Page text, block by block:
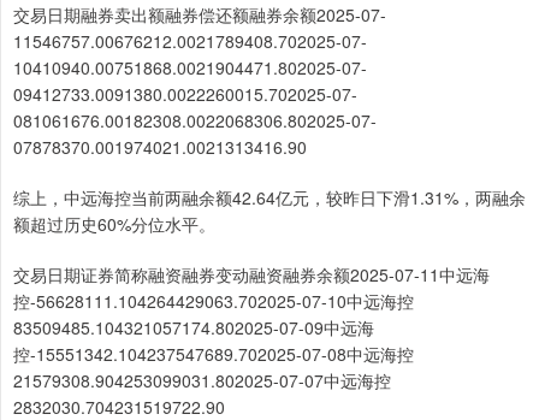
交易日期融券卖出额融券偿还额融券余额2025-07-
11546757.00676212.0021789408.702025-07-
10410940.00751868.0021904471.802025-07-
09412733.0091380.0022260015.702025-07-
081061676.00182308.0022068306.802025-07-
07878370.001974021.0021313416.90
综上，中远海控当前两融余额42.64亿元，较昨日下滑1.31%，两融余
额超过历史60%分位水平。
交易日期证券简称融资融券变动融资融券余额2025-07-11中远海
控-56628111.104264429063.702025-07-10中远海控
83509485.104321057174.802025-07-09中远海
控-15551342.104237547689.702025-07-08中远海控
21579308.904253099031.802025-07-07中远海控
2832030.704231519722.90